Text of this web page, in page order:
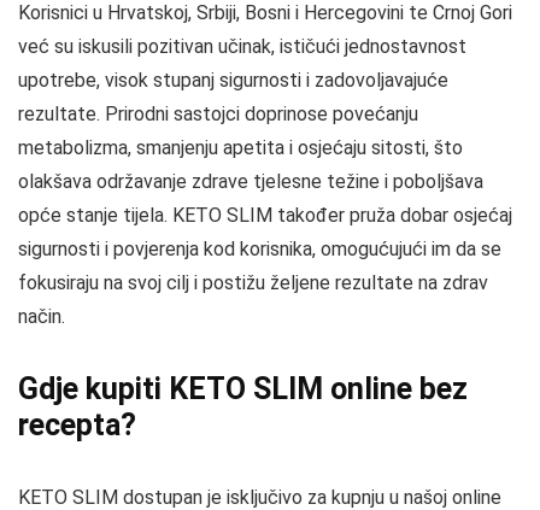
Korisnici u Hrvatskoj, Srbiji, Bosni i Hercegovini te Crnoj Gori
već su iskusili pozitivan učinak, ističući jednostavnost
upotrebe, visok stupanj sigurnosti i zadovoljavajuće
rezultate. Prirodni sastojci doprinose povećanju
metabolizma, smanjenju apetita i osjećaju sitosti, što
olakšava održavanje zdrave tjelesne težine i poboljšava
opće stanje tijela. KETO SLIM također pruža dobar osjećaj
sigurnosti i povjerenja kod korisnika, omogućujući im da se
fokusiraju na svoj cilj i postižu željene rezultate na zdrav
način.
Gdje kupiti KETO SLIM online bez
recepta?
KETO SLIM dostupan je isključivo za kupnju u našoj online